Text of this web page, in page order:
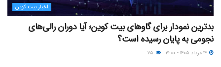
اخبار بیت کوین
بدترین نمودار برای گاوهای بیت کوین؛ آیا دوران رالی‌های
نجومی به پایان رسیده است؟